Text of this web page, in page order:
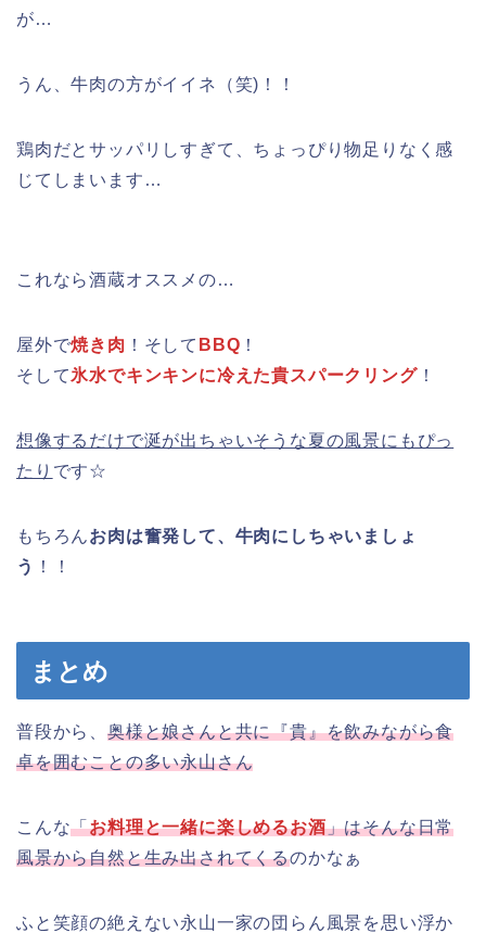
が…
うん、牛肉の方がイイネ（笑)！！
鶏肉だとサッパリしすぎて、ちょっぴり物足りなく感
じてしまいます…
これなら酒蔵オススメの…
屋外で焼き肉 ！そして BBQ ！
そして氷水でキンキンに冷えた貴スパークリング！
想像するだけで涎が出ちゃいそうな夏の風景にもぴっ
たり です☆
もちろんお肉は奮発して、牛肉にしちゃいましょ
う
！！
まとめ
普段から、 奥様と娘さんと共に『貴』を飲みながら食
卓を囲むことの多い永山さん
こんな「お料理と一緒に楽しめるお酒」はそんな日常
風景から自然と生み出されてくるのかなぁ
ふと笑顔の絶えない永山一家の団らん風景を思い浮か